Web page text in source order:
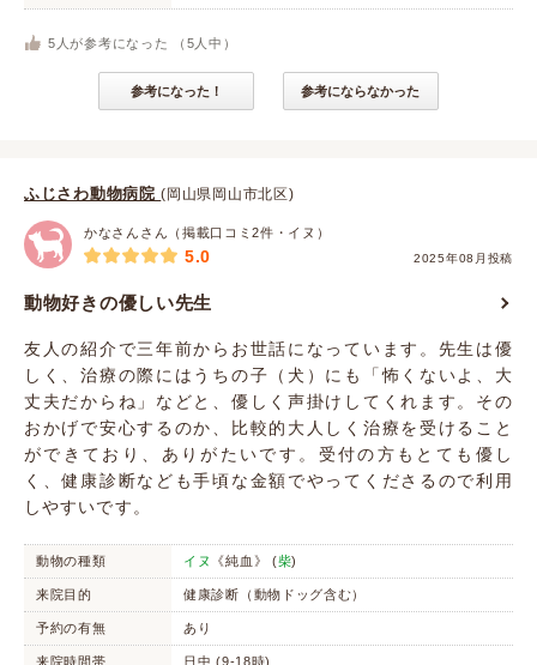
5 人が参考になった （ 5 人中）
参考になった！ 参考にならなかった
ふじさわ動物病院(岡山県岡山市北区)
かなさんさん（掲載口コミ2件・イヌ）
2025年08月投稿
5.0
動物好きの優しい先生
友人の紹介で三年前からお世話になっています。先生は優
しく、治療の際にはうちの子（犬）にも「怖くないよ、大
丈夫だからね」などと、優しく声掛けしてくれます。その
おかげで安心するのか、比較的大人しく治療を受けること
ができており、ありがたいです。受付の方もとても優し
く、健康診断なども手頃な金額でやってくださるので利用
しやすいです。
動物の種類 イヌ 《純血》 (柴)
来院目的 健康診断（動物ドッグ含む）
予約の有無 あり
来院時間帯 日中 (9-18時)